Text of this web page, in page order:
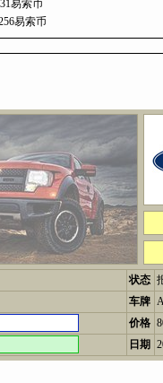
易索币
易索币
状态
车牌
价格
日期